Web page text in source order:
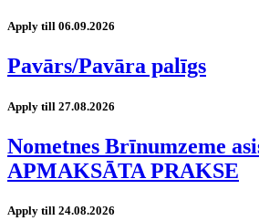
Apply till 06.09.2026
Pavārs/Pavāra palīgs
Apply till 27.08.2026
Nometnes Brīnumzeme
APMAKSĀTA PRAKSE
Apply till 24.08.2026